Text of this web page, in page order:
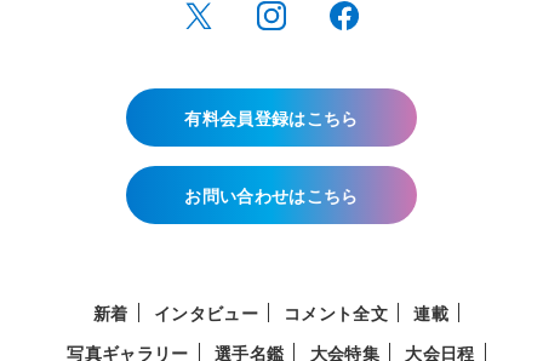
有料会員登録はこちら
お問い合わせはこちら
新着 インタビュー コメント全文
連載
写真ギャラリー
選手名鑑 大会特集 大会日程